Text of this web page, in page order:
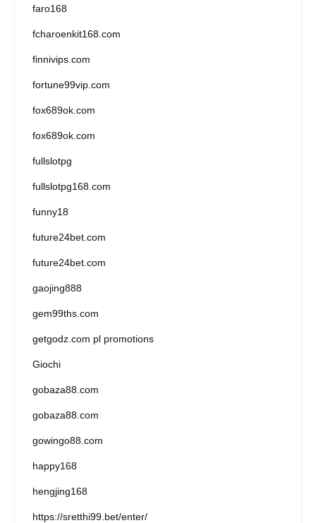
faro168
fcharoenkit168.com
finnivips.com
fortune99vip.com
fox689ok.com
fox689ok.com
fullslotpg
fullslotpg168.com
funny18
future24bet.com
future24bet.com
gaojing888
gem99ths.com
getgodz.com pl promotions
Giochi
gobaza88.com
gobaza88.com
gowingo88.com
happy168
hengjing168
https://sretthi99.bet/enter/